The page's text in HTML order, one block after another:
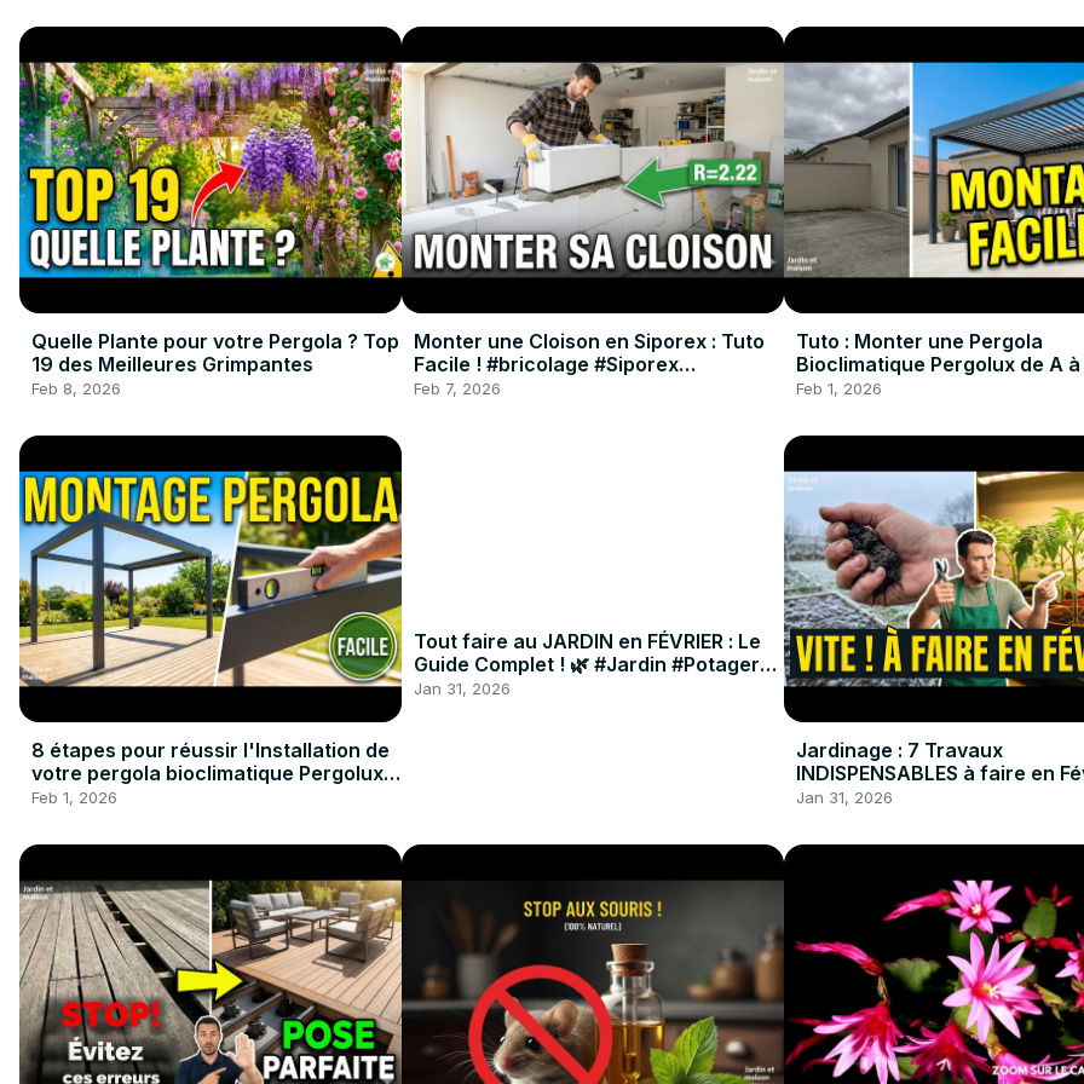
Quelle Plante pour votre Pergola ? Top
19 des Meilleures Grimpantes
Feb 8, 2026
Monter une Cloison en Siporex : Tuto
Facile ! #bricolage #Siporex
#renovation
Feb 7, 2026
Tuto : Monter une Pergola
Bioclimatique Pergolux de A à
#Pergola #DIY #Tuto
Feb 1, 2026
8 étapes pour réussir l'Installation de
votre pergola bioclimatique Pergolux
#pergola #bricolage
Feb 1, 2026
Tout faire au JARDIN en FÉVRIER : Le
Guide Complet ! 🌿 #Jardin #Potager
#Fevrier
Jan 31, 2026
Jardinage : 7 Travaux
INDISPENSABLES à faire en
#Potager #Jardin #DIY
Jan 31, 2026